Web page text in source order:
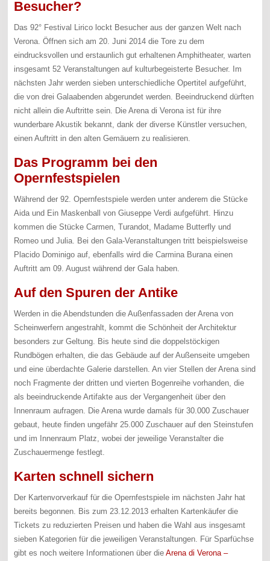
Besucher?
Das 92° Festival Lirico lockt Besucher aus der ganzen Welt nach
Verona. Öffnen sich am 20. Juni 2014 die Tore zu dem
eindrucksvollen und erstaunlich gut erhaltenen Amphitheater, warten
insgesamt 52 Veranstaltungen auf kulturbegeisterte Besucher. Im
nächsten Jahr werden sieben unterschiedliche Opertitel aufgeführt,
die von drei Galaabenden abgerundet werden. Beeindruckend dürften
nicht allein die Auftritte sein. Die Arena di Verona ist für ihre
wunderbare Akustik bekannt, dank der diverse Künstler versuchen,
einen Auftritt in den alten Gemäuern zu realisieren.
Das Programm bei den
Opernfestspielen
Während der 92. Opernfestspiele werden unter anderem die Stücke
Aida und Ein Maskenball von Giuseppe Verdi aufgeführt. Hinzu
kommen die Stücke Carmen, Turandot, Madame Butterfly und
Romeo und Julia. Bei den Gala-Veranstaltungen tritt beispielsweise
Placido Dominigo auf, ebenfalls wird die Carmina Burana einen
Auftritt am 09. August während der Gala haben.
Auf den Spuren der Antike
Werden in die Abendstunden die Außenfassaden der Arena von
Scheinwerfern angestrahlt, kommt die Schönheit der Architektur
besonders zur Geltung. Bis heute sind die doppelstöckigen
Rundbögen erhalten, die das Gebäude auf der Außenseite umgeben
und eine überdachte Galerie darstellen. An vier Stellen der Arena sind
noch Fragmente der dritten und vierten Bogenreihe vorhanden, die
als beeindruckende Artifakte aus der Vergangenheit über den
Innenraum aufragen. Die Arena wurde damals für 30.000 Zuschauer
gebaut, heute finden ungefähr 25.000 Zuschauer auf den Steinstufen
und im Innenraum Platz, wobei der jeweilige Veranstalter die
Zuschauermenge festlegt.
Karten schnell sichern
Der Kartenvorverkauf für die Opernfestspiele im nächsten Jahr hat
bereits begonnen. Bis zum 23.12.2013 erhalten Kartenkäufer die
Tickets zu reduzierten Preisen und haben die Wahl aus insgesamt
sieben Kategorien für die jeweiligen Veranstaltungen. Für Sparfüchse
gibt es noch weitere Informationen über dieArena di Verona –